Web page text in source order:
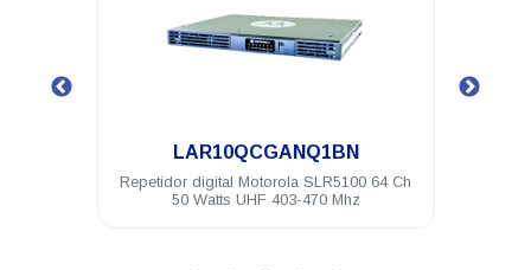
LAR10QCGANQ1BN
digital Motorola SLR5100 64 Ch
50 Watts UHF 403-470 Mhz
Licencia IP SITE
DEP450/500 DGP5000